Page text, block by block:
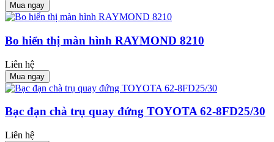
Mua ngay
Bo hiển thị màn hình RAYMOND 8210
Liên hệ
Mua ngay
Bạc đạn chà trụ quay đứng TOYOTA 62-8FD25/30
Liên hệ